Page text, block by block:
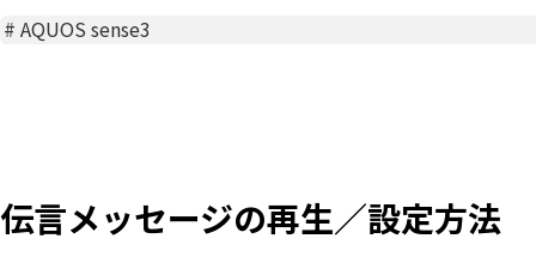
#AQUOS sense3
伝言メッセージの再生／設定方法